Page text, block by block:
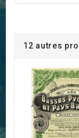
12 autres